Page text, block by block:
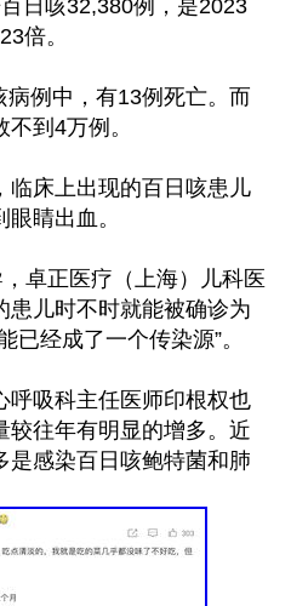
日咳32,380例，是2023
倍。
例中，有13例死亡。而
到4万例。
临床上出现的百日咳患儿
睛出血。
卓正医疗（上海）儿科医
患儿时不时就能被确诊为
已经成了一个传染源”。
呼吸科主任医师印根权也
较往年有明显的增多。近
是感染百日咳鲍特菌和肺